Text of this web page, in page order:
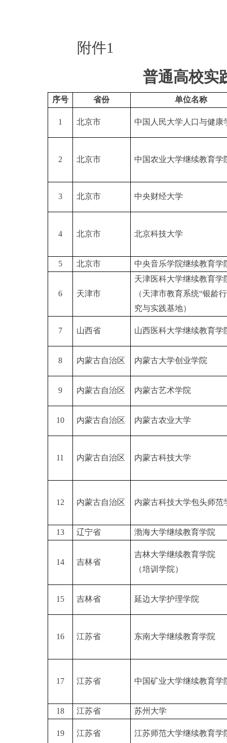
附件1
普通高校实
序号 省份 单位名称
1 北京市 中国人民大学人口与健康
2 北京市 中国农业大学继续教育学
3 北京市 中央财经大学
4 北京市 北京科技大学
5 北京市 中央音乐学院继续教育学
6 天津市
天津医科大学继续教育学
（天津市教育系统“银龄
究与实践基地）
7 山西省 山西医科大学继续教育学
8 内蒙古自治区 内蒙古大学创业学院
9 内蒙古自治区 内蒙古艺术学院
10 内蒙古自治区 内蒙古农业大学
11 内蒙古自治区 内蒙古科技大学
12 内蒙古自治区 内蒙古科技大学包头师范
13 辽宁省 渤海大学继续教育学院
14 吉林省
吉林大学继续教育学院
（培训学院）
15 吉林省 延边大学护理学院
16 江苏省 东南大学继续教育学院
17 江苏省 中国矿业大学继续教育学
18 江苏省 苏州大学
19 江苏省 江苏师范大学继续教育学